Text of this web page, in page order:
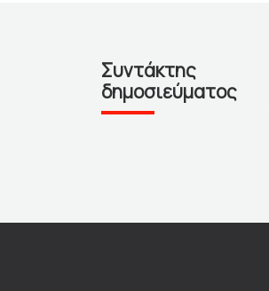
Συντάκτης
δημοσιεύματος